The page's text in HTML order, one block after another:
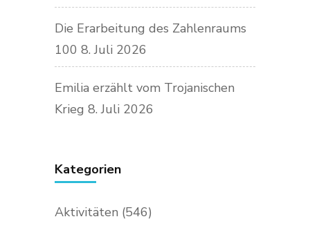
Die Erarbeitung des Zahlenraums
100 8. Juli 2026
Emilia erzählt vom Trojanischen
Krieg 8. Juli 2026
Kategorien
Aktivitäten (546)